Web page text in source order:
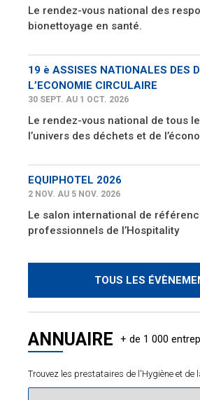
Le rendez-vous national des
bionettoyage en santé.
19 è ASSISES NATIONALES DES
L’ECONOMIE CIRCULAIRE
30 SEPT. AU 1 OCT. 2026
Le rendez-vous national de tous
l’univers des déchets et de
EQUIPHOTEL 2026
2 NOV. AU 5 NOV. 2026
Le salon international de
professionnels de l’Hospitality
TOUS LES
ANNUAIRE
Trouvez les prestataires de l'Hygiène et de